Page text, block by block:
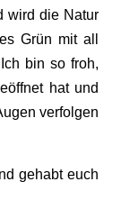
wird die Natur
Grün mit all
bin so froh,
hat und
verfolgen
gehabt euch